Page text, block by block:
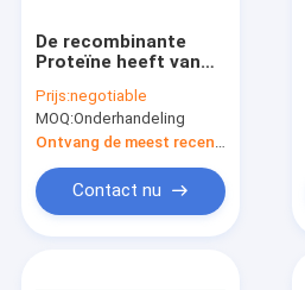
De recombinante
Proteïne heeft van
Dierlijke
Ingrediëntenendotoxin
minder 0.125EU/ug
gezuiverd
Prijs:negotiable
MOQ:Onderhandeling
Contact nu